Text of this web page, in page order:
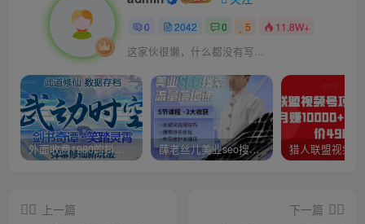
0 2042 0 5 11.8W+
这家伙很懒，什么都没有写...
外面收费1980的抖音武动时空直播项目，无需真人出镜，实时互动直播【软件+详细教程】 薛老丝儿美业seo搜索流量落地课，一周暴涨20w粉丝，全干货讲解
上一篇
下一篇